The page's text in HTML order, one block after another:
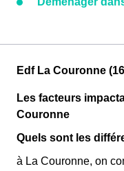
Edf La Couronne
Les facteurs
Couronne
Quels sont les
à La Couronne, on